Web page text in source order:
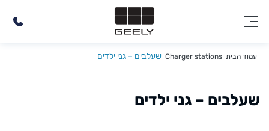
עמוד הבית Charger stations שעלבים – גני ילדים
שעלבים – גני ילדים